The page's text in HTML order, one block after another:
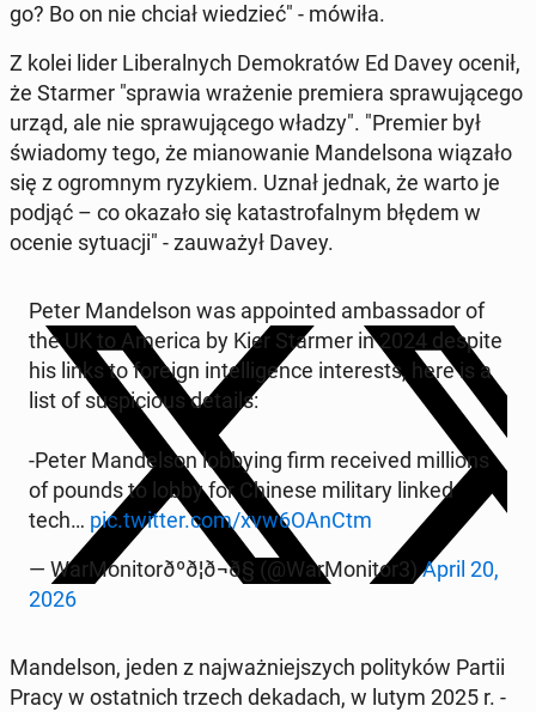
go? Bo on nie chciał wie­dzieć" - mówiła.
Z kolei lider Li­be­ral­nych De­mo­kra­tów Ed Davey ocenił,
że Starmer "sprawia wra­że­nie pre­mie­ra spra­wu­ją­ce­go
urząd, ale nie spra­wu­ją­ce­go władzy". "Premier był
świa­do­my tego, że mia­no­wa­nie Man­del­so­na wiązało
się z ogrom­nym ry­zy­kiem. Uznał jednak, że warto je
podjąć – co okazało się ka­ta­stro­fal­nym błędem w
ocenie sy­tu­acji" - za­uwa­żył Davey.
Peter Man­del­son was ap­po­in­ted am­bas­sa­dor of
the UK to America by Kier Starmer in 2024 despite
his links to foreign in­tel­li­gen­ce in­te­re­sts, here is a
list of su­spi­cio­us details:
-Peter Man­del­son lob­by­ing firm re­ce­ived mil­lions
of pounds to lobby for Chinese mi­li­ta­ry linked
tech… pic.twitter.com/xvw6OAnCtm
— War­Mo­ni­to­rðºð¦ð¬ð§ (@War­Mo­ni­tor3)April 20,
2026
Man­del­son, jeden z naj­waż­niej­szych po­li­ty­ków Partii
Pracy w ostat­nich trzech de­ka­dach, w lutym 2025 r. -